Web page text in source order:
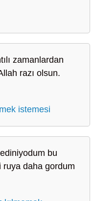
zamanlardan
razı olsun.
istemesi
bu
ruya daha gordum